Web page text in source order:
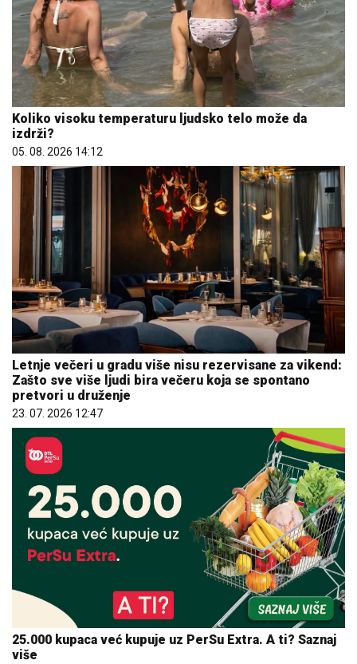
Koliko visoku temperaturu ljudsko telo može da
izdrži?
05. 08. 2026 14:12
Letnje večeri u gradu više nisu rezervisane za vikend:
Zašto sve više ljudi bira večeru koja se spontano
pretvori u druženje
23. 07. 2026 12:47
25.000 kupaca već kupuje uz PerSu Extra. A ti? Saznaj
više